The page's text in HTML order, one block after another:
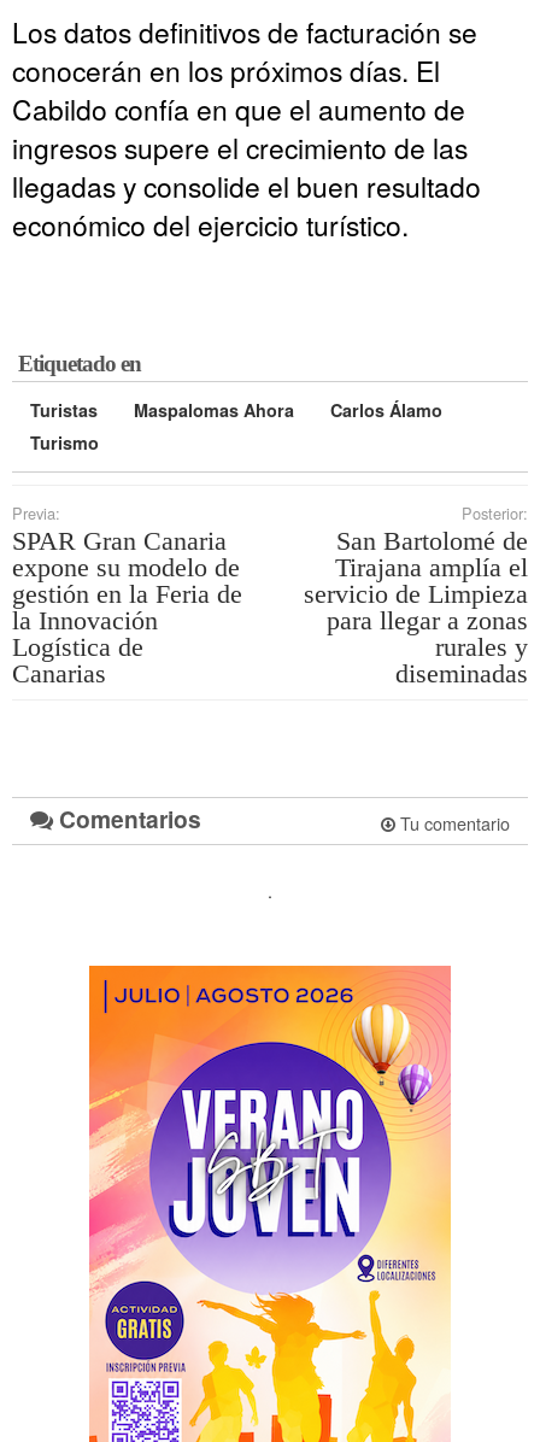
Los datos definitivos de facturación se
conocerán en los próximos días. El
Cabildo confía en que el aumento de
ingresos supere el crecimiento de las
llegadas y consolide el buen resultado
económico del ejercicio turístico.
Etiquetado en
Turistas Maspalomas Ahora
Carlos Álamo
Turismo
Previa:
SPAR Gran Canaria
expone su modelo de
gestión en la Feria de
la Innovación
Logística de
Canarias
Posterior:
San Bartolomé de
Tirajana amplía el
servicio de Limpieza
para llegar a zonas
rurales y
diseminadas
Comentarios Tu comentario
.